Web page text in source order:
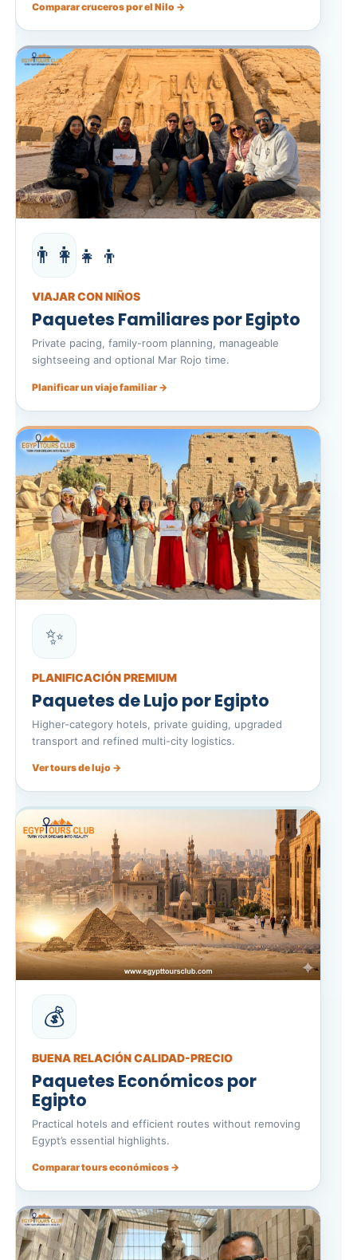
Comparar cruceros por el Nilo →
👨‍👩‍👧‍👦
VIAJAR CON NIÑOS
Paquetes Familiares por Egipto
Private pacing, family-room planning, manageable
sightseeing and optional Mar Rojo time.
Planificar un viaje familiar →
✨
PLANIFICACIÓN PREMIUM
Paquetes de Lujo por Egipto
Higher-category hotels, private guiding, upgraded
transport and refined multi-city logistics.
Ver tours de lujo →
💰
BUENA RELACIÓN CALIDAD-PRECIO
Paquetes Económicos por
Egipto
Practical hotels and efficient routes without removing
Egypt’s essential highlights.
Comparar tours económicos →